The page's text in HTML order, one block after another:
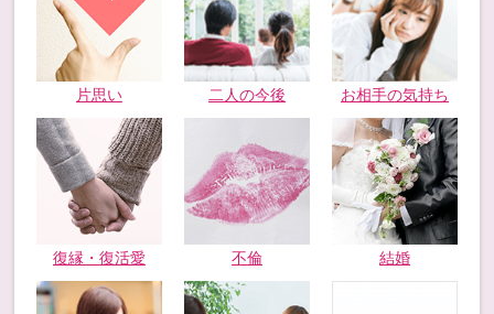
片思い 二人の今後 お相手の気持ち
復縁・復活愛 不倫 結婚